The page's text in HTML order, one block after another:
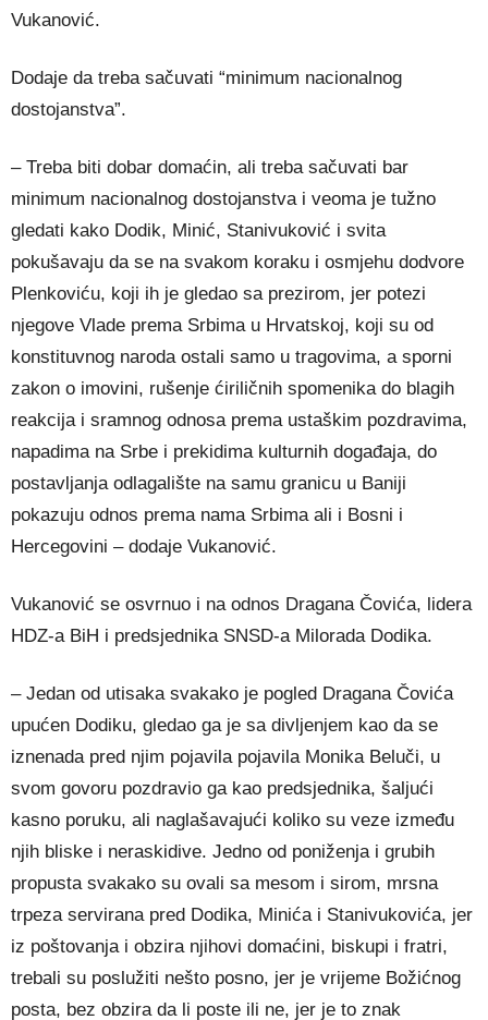
Vukanović.
Dodaje da treba sačuvati “minimum nacionalnog
dostojanstva”.
– Treba biti dobar domaćin, ali treba sačuvati bar
minimum nacionalnog dostojanstva i veoma je tužno
gledati kako Dodik, Minić, Stanivuković i svita
pokušavaju da se na svakom koraku i osmjehu dodvore
Plenkoviću, koji ih je gledao sa prezirom, jer potezi
njegove Vlade prema Srbima u Hrvatskoj, koji su od
konstituvnog naroda ostali samo u tragovima, a sporni
zakon o imovini, rušenje ćiriličnih spomenika do blagih
reakcija i sramnog odnosa prema ustaškim pozdravima,
napadima na Srbe i prekidima kulturnih događaja, do
postavljanja odlagalište na samu granicu u Baniji
pokazuju odnos prema nama Srbima ali i Bosni i
Hercegovini – dodaje Vukanović.
Vukanović se osvrnuo i na odnos Dragana Čovića, lidera
HDZ-a BiH i predsjednika SNSD-a Milorada Dodika.
– Jedan od utisaka svakako je pogled Dragana Čovića
upućen Dodiku, gledao ga je sa divljenjem kao da se
iznenada pred njim pojavila pojavila Monika Beluči, u
svom govoru pozdravio ga kao predsjednika, šaljući
kasno poruku, ali naglašavajući koliko su veze između
njih bliske i neraskidive. Jedno od poniženja i grubih
propusta svakako su ovali sa mesom i sirom, mrsna
trpeza servirana pred Dodika, Minića i Stanivukovića, jer
iz poštovanja i obzira njihovi domaćini, biskupi i fratri,
trebali su poslužiti nešto posno, jer je vrijeme Božićnog
posta, bez obzira da li poste ili ne, jer je to znak